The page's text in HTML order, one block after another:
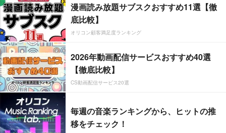
漫画読み放題サブスクおすすめ11選【徹
底比較】
オリコン顧客満足度ランキング
2026年動画配信サービスおすすめ40選
【徹底比較】
CS動画配信サービス20選
毎週の音楽ランキングから、ヒットの推
移をチェック！